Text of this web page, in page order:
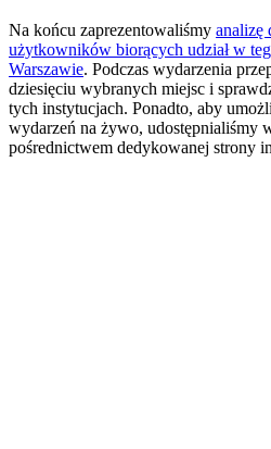
Na końcu zaprezentowaliśmy analizę
użytkowników biorących udział w
Warszawie. Podczas wydarzenia
dziesięciu wybranych miejsc i
tych instytucjach. Ponadto, aby
wydarzeń na żywo, udostępnialiśmy
pośrednictwem dedykowanej strony